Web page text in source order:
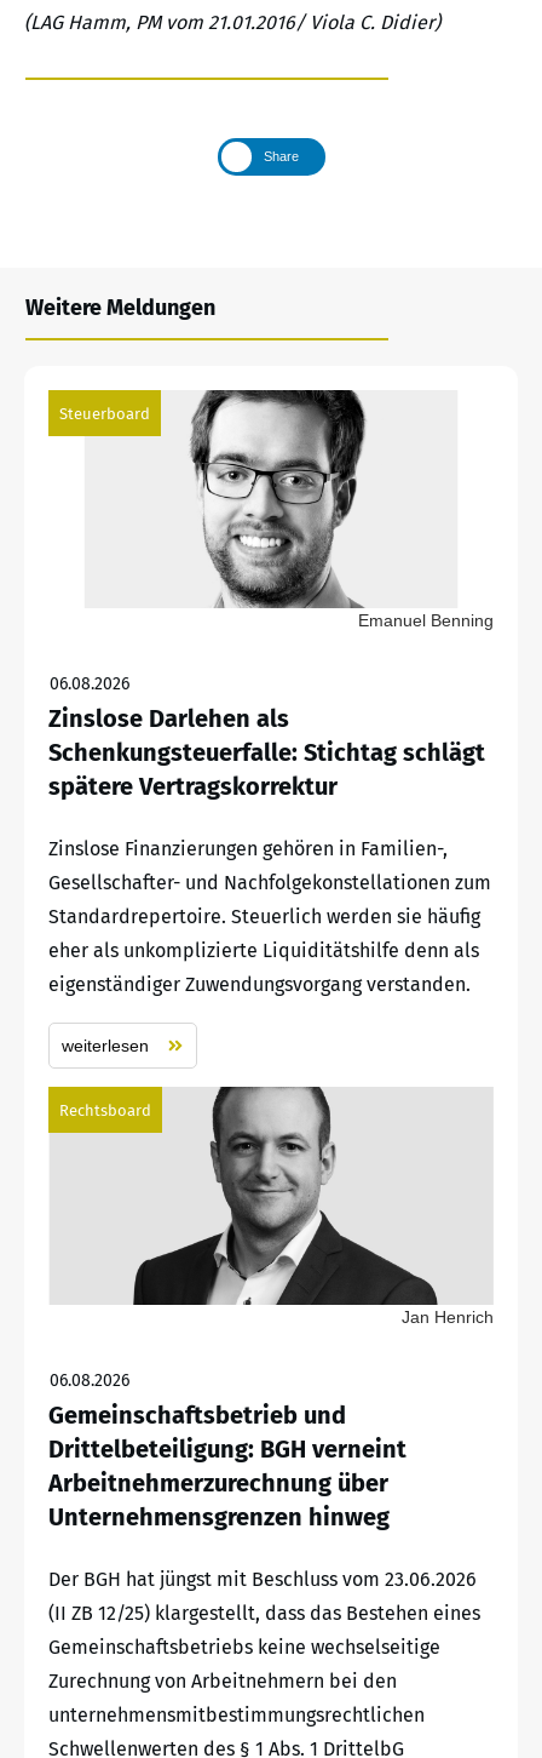
(LAG Hamm, PM vom 21.01.2016/ Viola C. Didier)
Share
Weitere Meldungen
Steuerboard
Emanuel Benning
06.08.2026
Zinslose Darlehen als
Schenkungsteuerfalle: Stichtag schlägt
spätere Vertragskorrektur
Zinslose Finanzierungen gehören in Familien-,
Gesellschafter- und Nachfolgekonstellationen zum
Standardrepertoire. Steuerlich werden sie häufig
eher als unkomplizierte Liquiditätshilfe denn als
eigenständiger Zuwendungsvorgang verstanden.
weiterlesen
Rechtsboard
Jan Henrich
06.08.2026
Gemeinschaftsbetrieb und
Drittelbeteiligung: BGH verneint
Arbeitnehmerzurechnung über
Unternehmensgrenzen hinweg
Der BGH hat jüngst mit Beschluss vom 23.06.2026
(II ZB 12/25) klargestellt, dass das Bestehen eines
Gemeinschaftsbetriebs keine wechselseitige
Zurechnung von Arbeitnehmern bei den
unternehmensmitbestimmungsrechtlichen
Schwellenwerten des § 1 Abs. 1 DrittelbG